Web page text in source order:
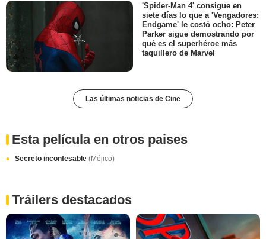
'Spider-Man 4' consigue en
siete días lo que a 'Vengadores:
Endgame' le costó ocho: Peter
Parker sigue demostrando por
qué es el superhéroe más
taquillero de Marvel
Las últimas noticias de Cine
Esta película en otros paises
Secreto inconfesable (Méjico)
Tráilers destacados